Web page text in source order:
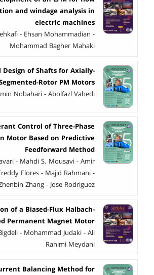
and windage analysis in
electric machines
- Ehsan Mohammadian -
Mohammad Bagher Mahaki
Design of Shafts for Axially-
Rotor PM Motors
Nobahari - Abolfazl Vahedi
Control of Three-Phase
Motor Based on Predictive
Feedforward Method
- Mahdi S. Mousavi - Amir
Flores - Majid Rahmani -
Zhang - Jose Rodriguez
of a Biased-Flux Halbach-
Permanent Magnet Motor
- Mohammad Judaki - Ali
Rahimi Meydani
Balancing Method for